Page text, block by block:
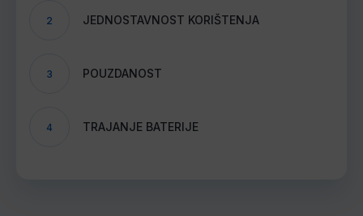
2 JEDNOSTAVNOST KORIŠTENJA
3 POUZDANOST
4 TRAJANJE BATERIJE